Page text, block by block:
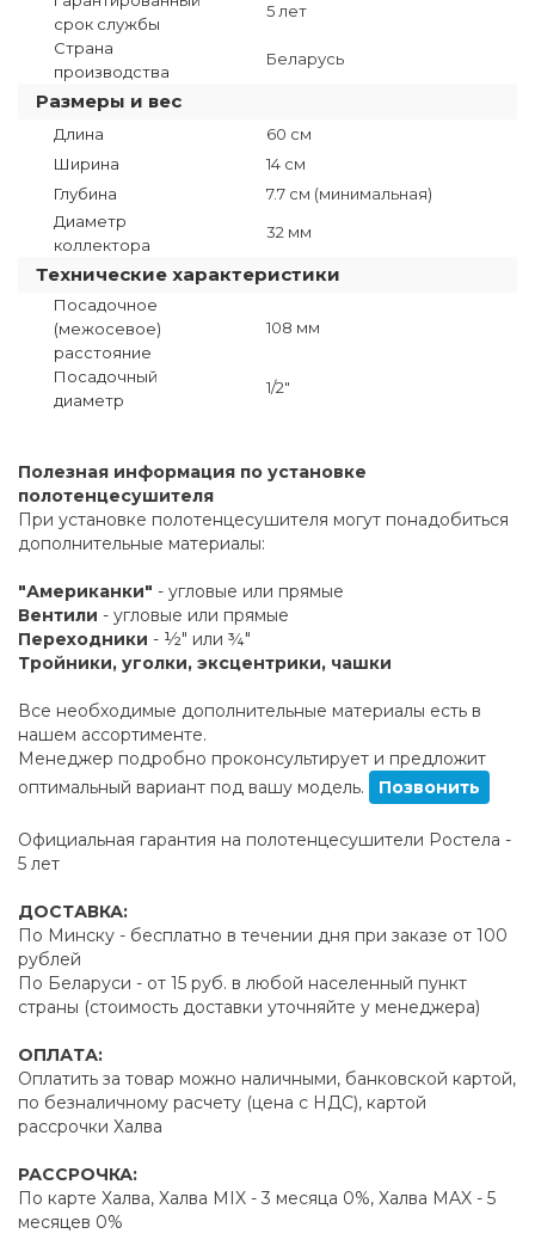
срок службы
5 лет
Страна
производства
Беларусь
Размеры и вес
Длина
60 см
Ширина
14 см
Глубина
7.7 см (минимальная)
Диаметр
коллектора
32 мм
Технические характеристики
Посадочное
(межосевое)
расстояние
108 мм
Посадочный
диаметр
1/2"
Полезная информация по установке
полотенцесушителя
При установке полотенцесушителя могут понадобиться
дополнительные материалы:
"Американки" - угловые или прямые
Вентили - угловые или прямые
Переходники - ½" или ¾"
Тройники, уголки, эксцентрики, чашки
Все необходимые дополнительные материалы есть в
нашем ассортименте.
Менеджер подробно проконсультирует и предложит
оптимальный вариант под вашу модель.
Позвонить
Официальная гарантия на полотенцесушители Ростела -
5 лет
ДОСТАВКА:
По Минску - бесплатно в течении дня при заказе от 100
рублей
По Беларуси - от 15 руб. в любой населенный пункт
страны (стоимость доставки уточняйте у менеджера)
ОПЛАТА:
Оплатить за товар можно наличными, банковской картой,
по безналичному расчету (цена с НДС), картой
рассрочки Халва
РАССРОЧКА:
По карте Халва, Халва MIX - 3 месяца 0%, Халва MAX - 5
месяцев 0%